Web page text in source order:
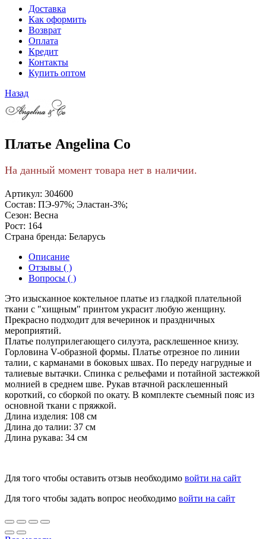
Доставка
Как оформить
Возврат
Оплата
Кредит
Контакты
Купить оптом
Назад
Платье Angelina Co
На данный момент товара нет в наличии.
Артикул: 304600
Состав: ПЭ-97%; Эластан-3%;
Сезон: Весна
Рост: 164
Страна бренда: Беларусь
Описание
Отзывы ( )
Вопросы ( )
Это изысканное коктельное платье из гладкой плательной
ткани с "хищным" принтом украсит любую женщину.
Прекрасно подходит для вечеринок и праздничных
мероприятий.
Платье полуприлегающего силуэта, расклешенное книзу.
Горловина V-образной формы. Платье отрезное по линии
талии, с карманами в боковых швах. По переду нагрудные и
талиевые вытачки. Спинка с рельефами и потайной застежкой
молнией в среднем шве. Рукав втачной расклешенный
короткий, со сборкой по окату. В комплекте съемный пояс из
основной ткани с пряжкой.
Длина изделия: 108 см
Длина до талии: 37 см
Длина рукава: 34 см
Для того чтобы оставить отзыв необходимо войти на сайт
Для того чтобы задать вопрос необходимо войти на сайт